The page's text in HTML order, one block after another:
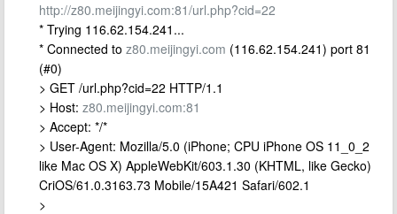
http://z80.meijingyi.com:81/url.php?cid=22
* Trying 116.62.154.241...
* Connected to z80.meijingyi.com (116.62.154.241) port 81
(#0)
> GET /url.php?cid=22 HTTP/1.1
> Host: z80.meijingyi.com:81
> Accept: */*
> User-Agent: Mozilla/5.0 (iPhone; CPU iPhone OS 11_0_2
like Mac OS X) AppleWebKit/603.1.30 (KHTML, like Gecko)
CriOS/61.0.3163.73 Mobile/15A421 Safari/602.1
>